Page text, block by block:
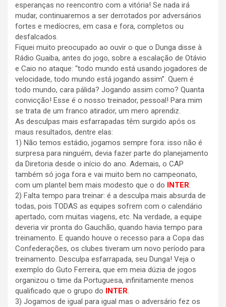
esperanças no reencontro com a vitória! Se nada irá
mudar, continuaremos a ser derrotados por adversários
fortes e medíocres, em casa e fora, completos ou
desfalcados.
Fiquei muito preocupado ao ouvir o que o Dunga disse à
Rádio Guaiba, antes do jogo, sobre a escalação de Otávio
e Caio no ataque: “todo mundo está usando jogadores de
velocidade, todo mundo está jogando assim”. Quem é
todo mundo, cara pálida? Jogando assim como? Quanta
convicção! Esse é o nosso treinador, pessoal! Para mim
se trata de um franco atirador, um mero aprendiz.
As desculpas mais esfarrapadas têm surgido após os
maus resultados, dentre elas:
1) Não temos estádio, jogamos sempre fora: isso não é
surpresa para ninguém, devia fazer parte do planejamento
da Diretoria desde o início do ano. Ademais, o CAP
também só joga fora e vai muito bem no campeonato,
com um plantel bem mais modesto que o do INTER.
2) Falta tempo para treinar: é a desculpa mais absurda de
todas, pois TODAS as equipes sofrem com o calendário
apertado, com muitas viagens, etc. Na verdade, a equipe
deveria vir pronta do Gauchão, quando havia tempo para
treinamento. E quando houve o recesso para a Copa das
Confederações, os clubes tiveram um novo período para
treinamento. Desculpa esfarrapada, seu Dunga! Veja o
exemplo do Guto Ferreira, que em meia dúzia de jogos
organizou o time da Portuguesa, infinitamente menos
qualificado que o grupo do INTER.
3) Jogamos de igual para igual mas o adversário fez os